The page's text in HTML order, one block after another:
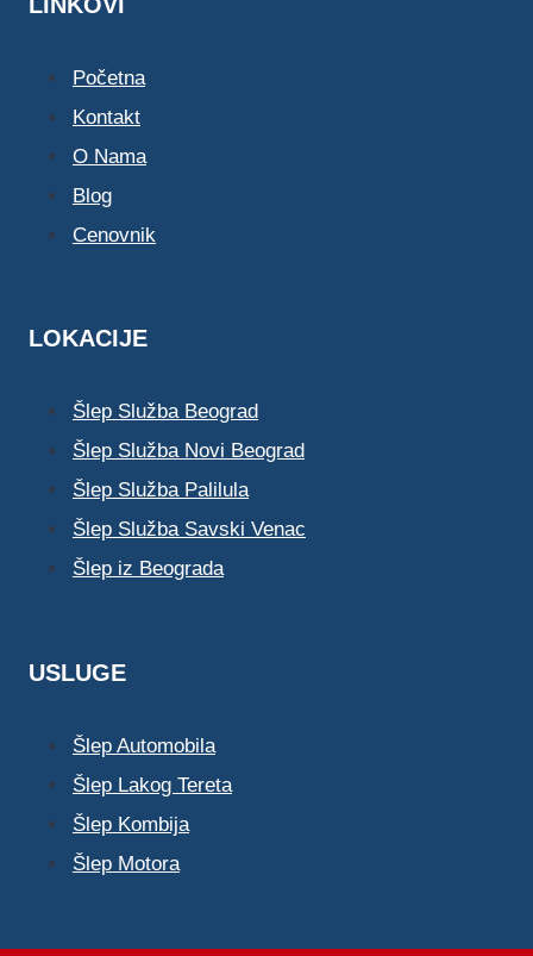
Početna
Kontakt
O Nama
Blog
Cenovnik
LOKACIJE
Šlep Služba Beograd
Šlep Služba Novi Beograd
Šlep Služba Palilula
Šlep Služba Savski Venac
Šlep iz Beograda
USLUGE
Šlep Automobila
Šlep Lakog Tereta
Šlep Kombija
Šlep Motora